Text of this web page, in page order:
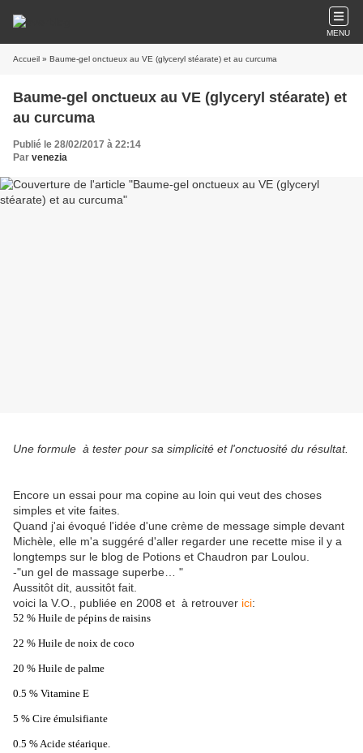
MENU
Accueil » Baume-gel onctueux au VE (glyceryl stéarate) et au curcuma
Baume-gel onctueux au VE (glyceryl stéarate) et
au curcuma
Publié le 28/02/2017 à 22:14
Par venezia
Une formule à tester pour sa simplicité et l'onctuosité du résultat.
Encore un essai pour ma copine au loin qui veut des choses
simples et vite faites.
Quand j'ai évoqué l'idée d'une crème de message simple devant
Michèle, elle m'a suggéré d'aller regarder une recette mise il y a
longtemps sur le blog de Potions et Chaudron par Loulou.
-"un gel de massage superbe… "
Aussitôt dit, aussitôt fait.
voici la V.O., publiée en 2008 et à retrouver ici:
52 % Huile de pépins de raisins
22 % Huile de noix de coco
20 % Huile de palme
0.5 % Vitamine E
5 % Cire émulsifiante
0.5 % Acide stéarique.